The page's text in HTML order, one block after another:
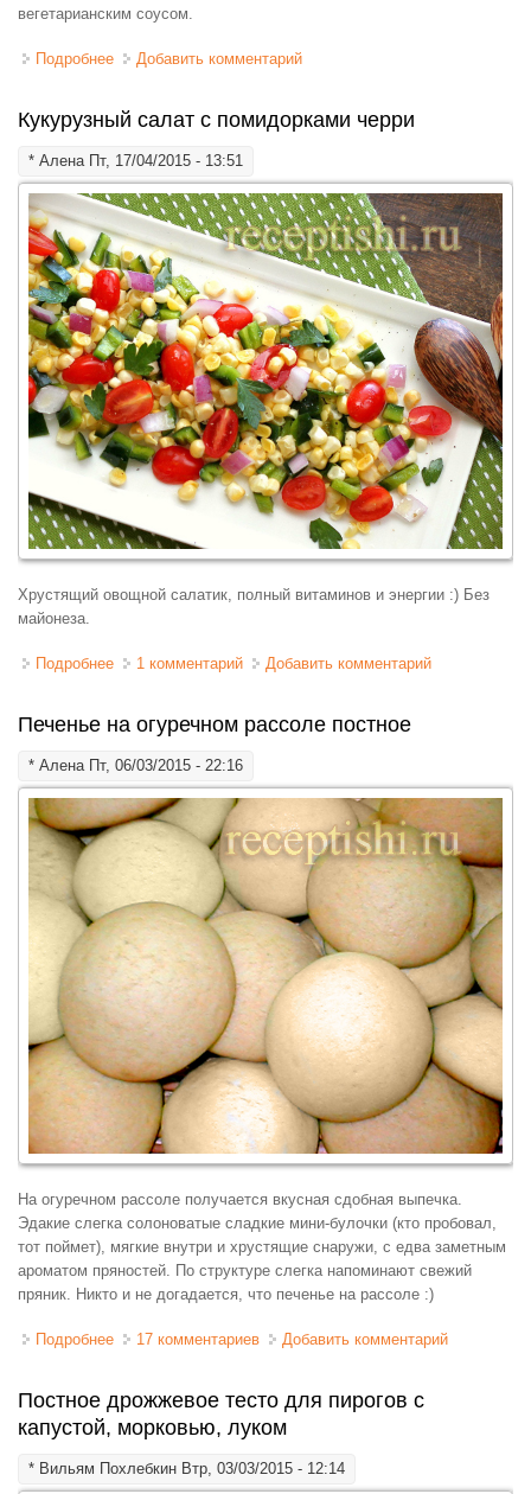
вегетарианским соусом.
Подробнее о Салат Цезарь вегетарианский
Добавить комментарий
Кукурузный салат с помидорками черри
* АленаПт, 17/04/2015 - 13:51
Хрустящий овощной салатик, полный витаминов и энергии :) Без
майонеза.
Подробнее о Кукурузный салат с помидорками черри
1 комментарий Добавить комментарий
Печенье на огуречном рассоле постное
* АленаПт, 06/03/2015 - 22:16
На огуречном рассоле получается вкусная сдобная выпечка.
Эдакие слегка солоноватые сладкие мини-булочки (кто пробовал,
тот поймет), мягкие внутри и хрустящие снаружи, с едва заметным
ароматом пряностей. По структуре слегка напоминают свежий
пряник. Никто и не догадается, что печенье на рассоле :)
Подробнее о Печенье на огуречном рассоле постное
17 комментариев Добавить комментарий
Постное дрожжевое тесто для пирогов с
капустой, морковью, луком
* Вильям Похлебкин Втр, 03/03/2015 - 12:14